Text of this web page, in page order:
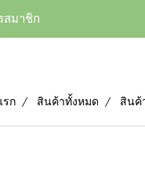
สมาชิก
ก สินค้าทั้งหมด สินค้